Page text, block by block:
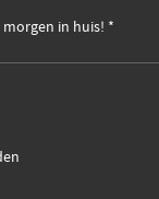
morgen in huis! *